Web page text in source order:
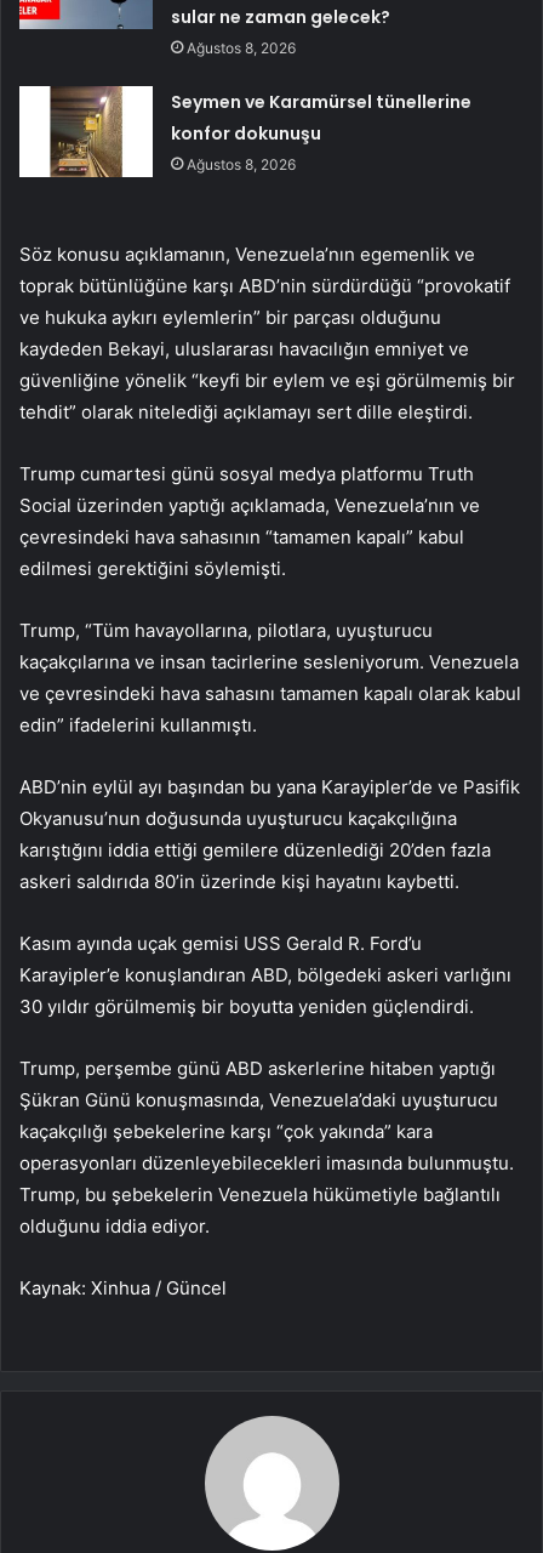
sular ne zaman gelecek?
Ağustos 8, 2026
Seymen ve Karamürsel tünellerine
konfor dokunuşu
Ağustos 8, 2026
Söz konusu açıklamanın, Venezuela’nın egemenlik ve
toprak bütünlüğüne karşı ABD’nin sürdürdüğü “provokatif
ve hukuka aykırı eylemlerin” bir parçası olduğunu
kaydeden Bekayi, uluslararası havacılığın emniyet ve
güvenliğine yönelik “keyfi bir eylem ve eşi görülmemiş bir
tehdit” olarak nitelediği açıklamayı sert dille eleştirdi.
Trump cumartesi günü sosyal medya platformu Truth
Social üzerinden yaptığı açıklamada, Venezuela’nın ve
çevresindeki hava sahasının “tamamen kapalı” kabul
edilmesi gerektiğini söylemişti.
Trump, “Tüm havayollarına, pilotlara, uyuşturucu
kaçakçılarına ve insan tacirlerine sesleniyorum. Venezuela
ve çevresindeki hava sahasını tamamen kapalı olarak kabul
edin” ifadelerini kullanmıştı.
ABD’nin eylül ayı başından bu yana Karayipler’de ve Pasifik
Okyanusu’nun doğusunda uyuşturucu kaçakçılığına
karıştığını iddia ettiği gemilere düzenlediği 20’den fazla
askeri saldırıda 80’in üzerinde kişi hayatını kaybetti.
Kasım ayında uçak gemisi USS Gerald R. Ford’u
Karayipler’e konuşlandıran ABD, bölgedeki askeri varlığını
30 yıldır görülmemiş bir boyutta yeniden güçlendirdi.
Trump, perşembe günü ABD askerlerine hitaben yaptığı
Şükran Günü konuşmasında, Venezuela’daki uyuşturucu
kaçakçılığı şebekelerine karşı “çok yakında” kara
operasyonları düzenleyebilecekleri imasında bulunmuştu.
Trump, bu şebekelerin Venezuela hükümetiyle bağlantılı
olduğunu iddia ediyor.
Kaynak: Xinhua / Güncel